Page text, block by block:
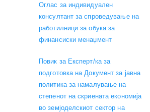
Оглас за индивидуален
консултант за спроведување на
работилници за обука за
финансиски менаџмент
Повик за Експерт/ка за
подготовка на Документ за јавна
политика за намалување на
степенот на скриената економија
во земјоделскиот сектор на